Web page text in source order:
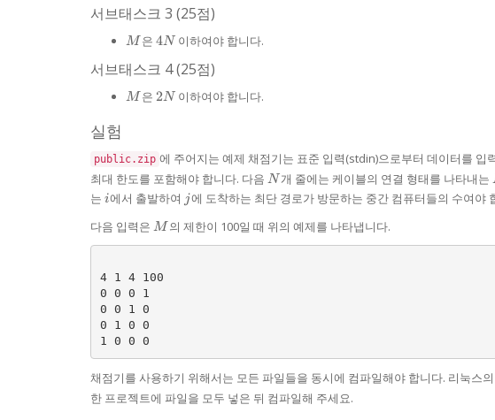
서브태스크 3 (25점)
M
M 은 4N
4N 이하여야 합니다.
서브태스크 4 (25점)
M
M 은 2N
2N 이하여야 합니다.
실험
public.zip 에 주어지는 예제 채점기는 표준 입력(stdin)으로부터 데이터를 입
최대 한도를 포함해야 합니다. 다음 N
N개 줄에는 케이블의 연결 형태를 나타내는
는 ii에서 출발하여 jj에 도착하는 최단 경로가 방문하는 중간 컴퓨터들의 수여야
다음 입력은 M
M 의 제한이 100일 때 위의 예제를 나타냅니다.
4 1 4 100
0 0 0 1
0 0 1 0
0 1 0 0
채점기를 사용하기 위해서는 모든 파일들을 동시에 컴파일해야 합니다. 리눅스
한 프로젝트에 파일을 모두 넣은 뒤 컴파일해 주세요.